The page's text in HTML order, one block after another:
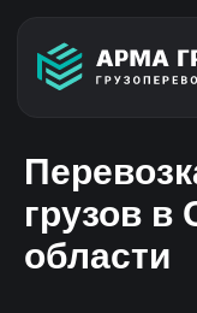
грузов в
области